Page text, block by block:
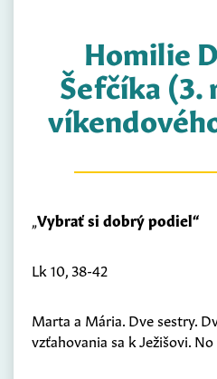
Homilie
Šefčíka (3.
„Vybrať si dobrý podiel“
Lk 10, 38-42
Marta a Mária. Dve sestry.
vzťahovania sa k Ježišovi.